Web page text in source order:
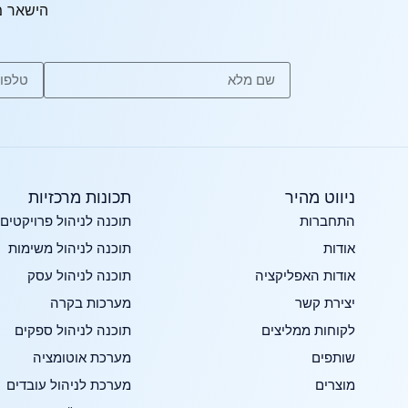
הישאר
ניווט מהיר
התחברות
אודות
אודות האפליקציה
יצירת קשר
לקוחות ממליצים
שותפים
מוצרים
תכונות מרכזיות​
תוכנה לניהול פרויקטים
תוכנה לניהול משימות
תוכנה לניהול עסק
מערכות בקרה
תוכנה לניהול ספקים
מערכת אוטומציה
מערכת לניהול עובדים